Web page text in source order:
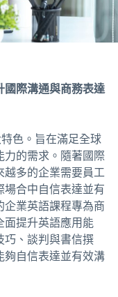
國際溝通與商務表達
色。旨在滿足全球
力的需求。隨著國際
越多的企業需要員工
場合中自信表達並有
企業英語課程專為商
面提升英語應用能
巧、談判與書信撰
夠自信表達並有效溝